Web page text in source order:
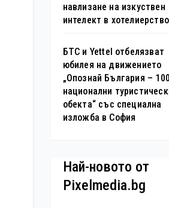
навлизане на изкуствен
интелект в
БТС и Yettel отбелязват
юбилея на движението
„Опознай България – 100
национални
обекта“ със специална
изложба в София
Най-новото от
Pixelmedia.bg